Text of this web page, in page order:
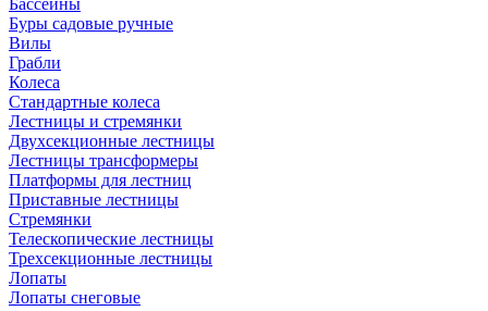
Бассейны
Буры садовые ручные
Вилы
Грабли
Колеса
Стандартные колеса
Лестницы и стремянки
Двухсекционные лестницы
Лестницы трансформеры
Платформы для лестниц
Приставные лестницы
Стремянки
Телескопические лестницы
Трехсекционные лестницы
Лопаты
Лопаты снеговые